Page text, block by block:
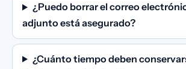
¿Puedo borrar el correo
adjunto está asegurado?
¿Cuánto tiempo deben